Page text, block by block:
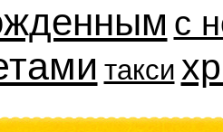
с
такси